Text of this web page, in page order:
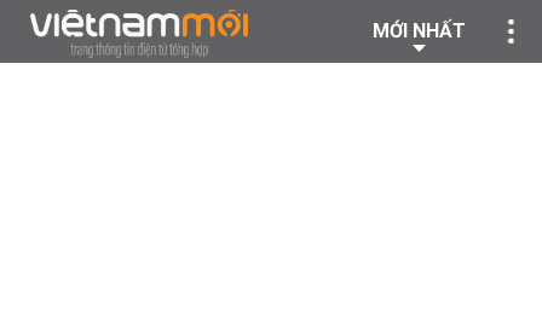
MỚI NHẤT